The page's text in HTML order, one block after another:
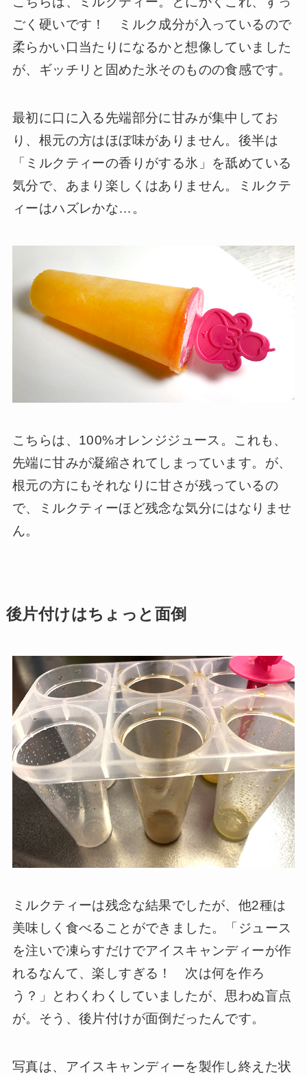
ごく硬いです！ ミルク成分が入っているので
柔らかい口当たりになるかと想像していました
が、ギッチリと固めた氷そのものの食感です。
最初に口に入る先端部分に甘みが集中してお
り、根元の方はほぼ味がありません。後半は
「ミルクティーの香りがする氷」を舐めている
気分で、あまり楽しくはありません。ミルクテ
ィーはハズレかな…。
こちらは、100%オレンジジュース。これも、
先端に甘みが凝縮されてしまっています。が、
根元の方にもそれなりに甘さが残っているの
で、ミルクティーほど残念な気分にはなりませ
ん。
後片付けはちょっと面倒
ミルクティーは残念な結果でしたが、他2種は
美味しく食べることができました。「ジュース
を注いで凍らすだけでアイスキャンディーが作
れるなんて、楽しすぎる！ 次は何を作ろ
う？」とわくわくしていましたが、思わぬ盲点
が。そう、後片付けが面倒だったんです。
写真は、アイスキャンディーを製作し終えた状